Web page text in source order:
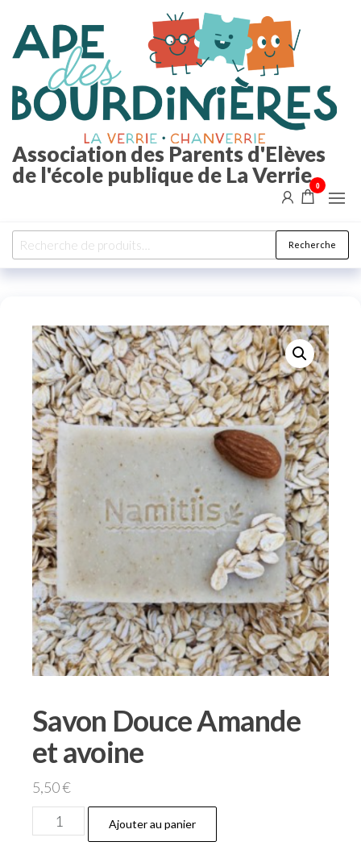
contenu
Association des Parents d'Elèves
de l'école publique de La Verrie 0
Recherche
pour :
Recherche
Savon Douce Amande
et avoine
5,50€
quantité
de
Ajouter au panier